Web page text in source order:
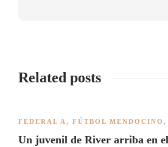
Related posts
FEDERAL A , FÚTBOL MENDOCINO ,
Un juvenil de River arriba en